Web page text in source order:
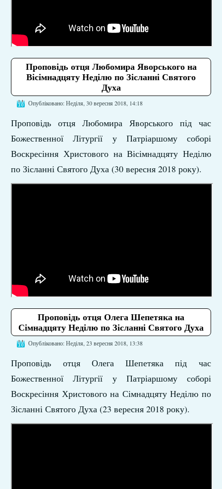
Проповідь отця Любомира Яворського на
Вісімнадцяту Неділю по Зісланні Святого
Духа
Опубліковано: Неділя, 30 вересня 2018, 14:18
Проповідь отця Любомира Яворського під час
Божественної Літургії у Патріаршому соборі
Воскресіння Христового на Вісімнадцяту Неділю
по Зісланні Святого Духа (30 вересня 2018 року).
Проповідь отця Олега Шепетяка на
Сімнадцяту Неділю по Зісланні Святого Духа
Опубліковано: Неділя, 23 вересня 2018, 13:38
Проповідь отця Олега Шепетяка під час
Божественної Літургії у Патріаршому соборі
Воскресіння Христового на Сімнадцяту Неділю по
Зісланні Святого Духа (23 вересня 2018 року).